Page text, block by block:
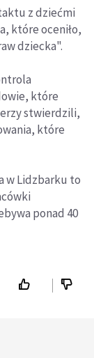
z dziećmi
które oceniło,
dziecka".
które
stwierdzili,
które
w Lidzbarku to
ponad 40